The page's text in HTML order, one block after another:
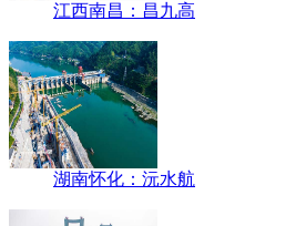
江西南昌：昌九高
湖南怀化：沅水航